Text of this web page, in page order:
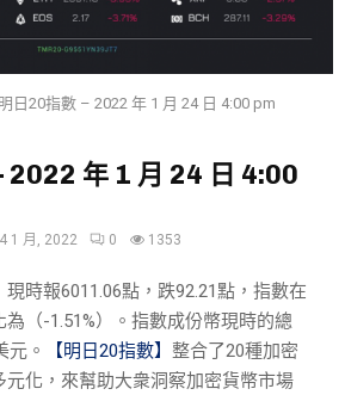
明日20指數 – 2022 年 1 月 24 日 4:00 pm
2022 年 1 月 24 日 4:00
1 月, 2022 0 1353
現時報6011.06點，跌92.21點，指數在
（-1.51%）。指數成份幣現時的總
元。
【明日20指數】 整合了20種加密
元化，來幫助大衆洞察加密貨幣市場